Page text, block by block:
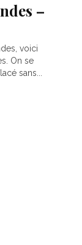
–
voici
On se
sans...